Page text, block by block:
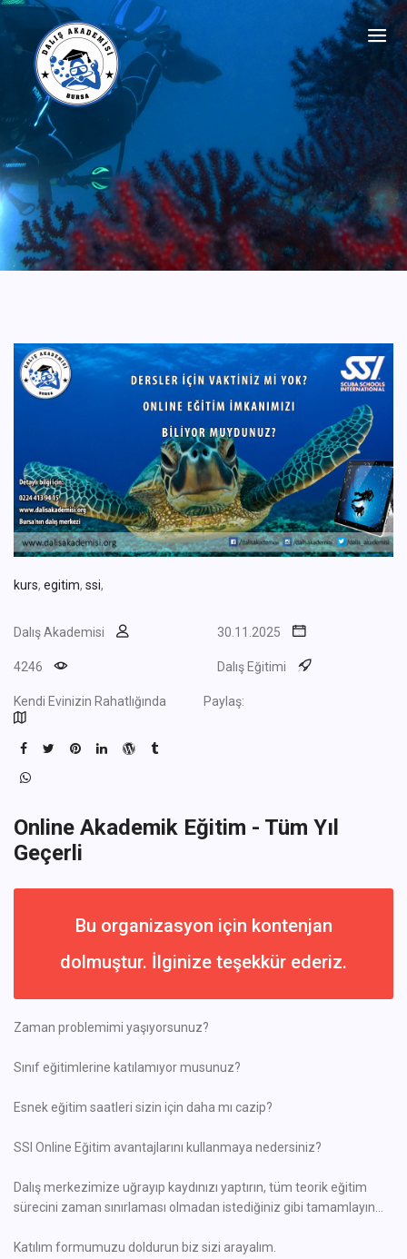
kurs, egitim, ssi,
Dalış Akademisi 30.11.2025
4246 Dalış Eğitimi
Kendi Evinizin Rahatlığında Paylaş:
Online Akademik Eğitim - Tüm Yıl
Geçerli
Bu organizasyon için kontenjan
dolmuştur. İlginize teşekkür ederiz.
Zaman problemimi yaşıyorsunuz?
Sınıf eğitimlerine katılamıyor musunuz?
Esnek eğitim saatleri sizin için daha mı cazip?
SSI Online Eğitim avantajlarını kullanmaya nedersiniz?
Dalış merkezimize uğrayıp kaydınızı yaptırın, tüm teorik eğitim
sürecini zaman sınırlaması olmadan istediğiniz gibi tamamlayın...
Katılım formumuzu doldurun biz sizi arayalım.